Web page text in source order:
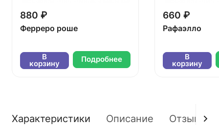
880 ₽
Ферреро роше
В
корзину Подробнее
660 ₽
Рафаэлло
В
корзину
Характеристики Описание Отзывы